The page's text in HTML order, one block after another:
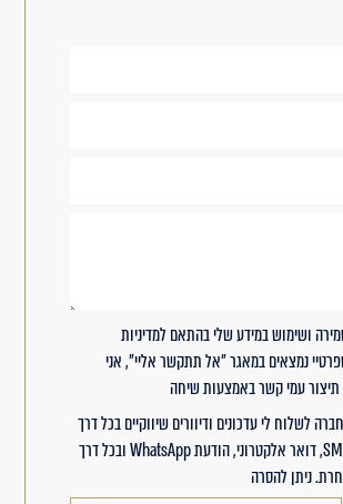
ושימוש במידע שלי בהתאם למדיניות
נמצאים במאגר "אל תתקשר אליי", אני
עמי קשר באמצעות שיחה
לשלוח לי עדכונים ודיוורים שיווקיים בכל דרך
שהיא, לרבות: SMS, דואר אלקטרוני, הודעת WhatsApp ובכל דרך
ניתן להסרה